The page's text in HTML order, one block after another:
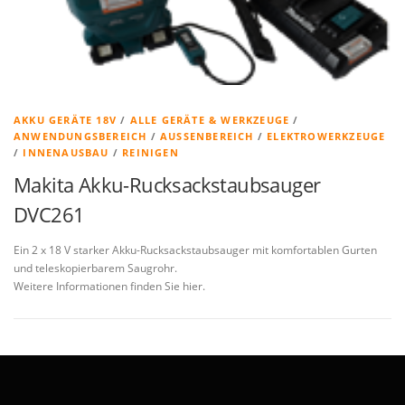
AKKU GERÄTE 18V / ALLE GERÄTE & WERKZEUGE /
ANWENDUNGSBEREICH /AUSSENBEREICH / ELEKTROWERKZEUGE
/ INNENAUSBAU / REINIGEN
Makita Akku-Rucksackstaubsauger
DVC261
Ein 2 x 18 V starker Akku-Rucksackstaubsauger mit komfortablen Gurten
und teleskopierbarem Saugrohr.
Weitere Informationen finden Sie hier.